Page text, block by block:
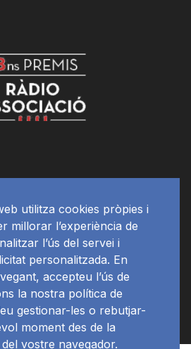
utilitza cookies pròpies i
millorar l’experiència de
l’ús del servei i
personalitzada. En
accepteu l’ús de
la nostra política de
gestionar-les o rebutjar-
moment des de la
vostre navegador.